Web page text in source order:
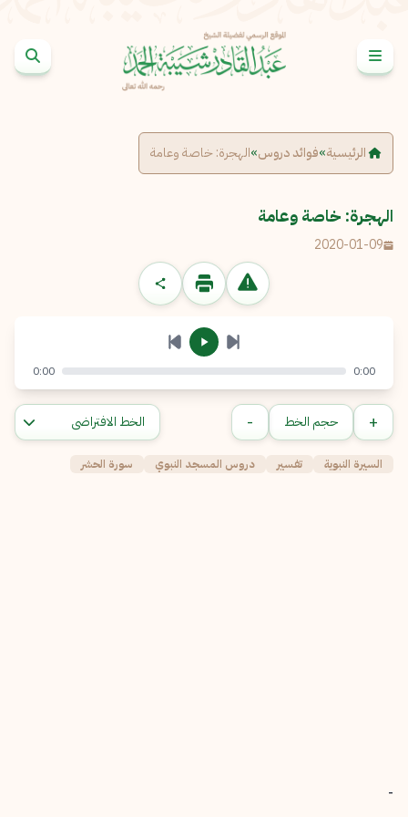
الرئيسية»فوائد دروس»الهجرة: خاصة وعامة
الهجرة: خاصة وعامة
2020-01-09
الإبلاغ عن مشكلة
الرسالة
إرسال إلغاء
0:00
0:00
+ حجم الخط -
السيرة النبوية تفسير دروس المسجد النبوي سورة الحشر
-